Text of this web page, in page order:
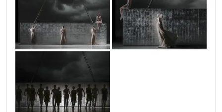
ar-20180515img_8549 ar-20180515img_9078
ar-20180515img_7041